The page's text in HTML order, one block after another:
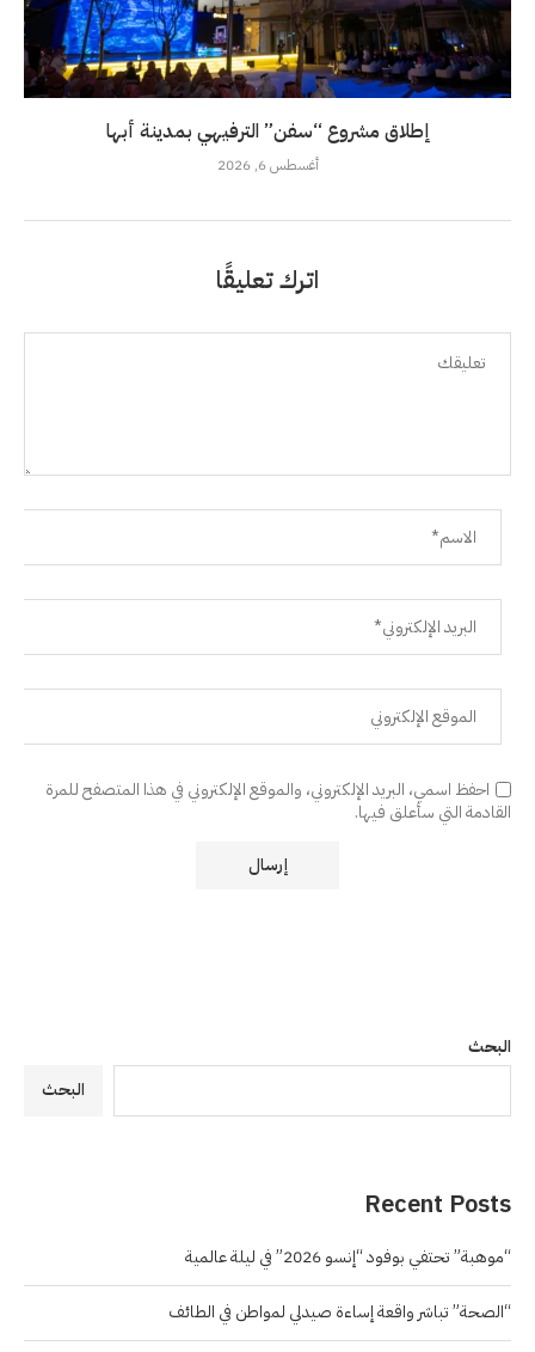
إطلاق مشروع “سفن” الترفيهي بمدينة أبها
أغسطس 6, 2026
اترك تعليقًا
احفظ اسمي، البريد الإلكتروني، والموقع الإلكتروني في هذا المتصفح للمرة
القادمة التي سأعلق فيها.
البحث
البحث
Recent Posts
“موهبة” تحتفي بوفود “إنسو 2026” في ليلة عالمية
“الصحة” تباشر واقعة إساءة صيدلي لمواطن في الطائف